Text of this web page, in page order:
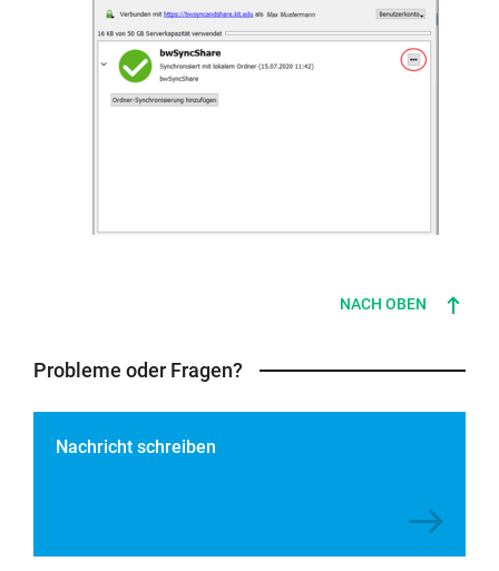
NACH OBEN
Probleme oder Fragen?
Nachricht schreiben